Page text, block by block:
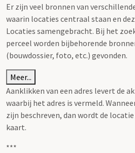
Er zijn veel bronnen van
waarin locaties centraal staan en
Locaties samengebracht. Bij het
perceel worden bijbehorende
(bouwdossier, foto, etc.) gevonden.
Meer...
Aanklikken van een adres levert de
waarbij het adres is vermeld.
zijn beschreven, dan wordt de
kaart.
***